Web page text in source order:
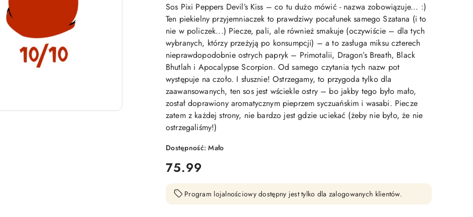
Sos Pixi Peppers Devil’s Kiss – co tu dużo mówić - nazwa zobowiązuje... :)
Ten piekielny przyjemniaczek to prawdziwy pocałunek samego Szatana (i to
nie w policzek...) Piecze, pali, ale również smakuje (oczywiście – dla tych
wybranych, którzy przeżyją po konsumpcji) – a to zasługa miksu czterech
nieprawdopodobnie ostrych papryk – Primotalii, Dragon’s Breath, Black
Bhutlah i Apocalypse Scorpion. Od samego czytania tych nazw pot
występuje na czoło. I słusznie! Ostrzegamy, to przygoda tylko dla
zaawansowanych, ten sos jest wściekle ostry – bo jakby tego było mało,
został doprawiony aromatycznym pieprzem syczuańskim i wasabi. Piecze
zatem z każdej strony, nie bardzo jest gdzie uciekać (żeby nie było, że nie
ostrzegaliśmy!)
Dostępność:Mało
cena:
75.99
Program lojalnościowy dostępny jest tylko dla zalogowanych klientów.